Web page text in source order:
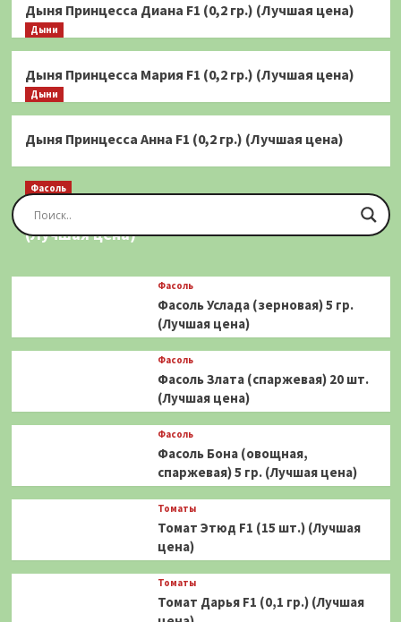
Дыня Принцесса Диана F1 (0,2 гр.) (Лучшая цена)
Дыни
Дыня Принцесса Мария F1 (0,2 гр.) (Лучшая цена)
Дыни
Дыня Принцесса Анна F1 (0,2 гр.) (Лучшая цена)
Фасоль
Фасоль Золотая Сакса (спаржевая) 20 шт.
(Лучшая цена)
Фасоль
Фасоль Услада (зерновая) 5 гр.
(Лучшая цена)
Фасоль
Фасоль Злата (спаржевая) 20 шт.
(Лучшая цена)
Фасоль
Фасоль Бона (овощная,
спаржевая) 5 гр. (Лучшая цена)
Томаты
Томат Этюд F1 (15 шт.) (Лучшая
цена)
Томаты
Томат Дарья F1 (0,1 гр.) (Лучшая